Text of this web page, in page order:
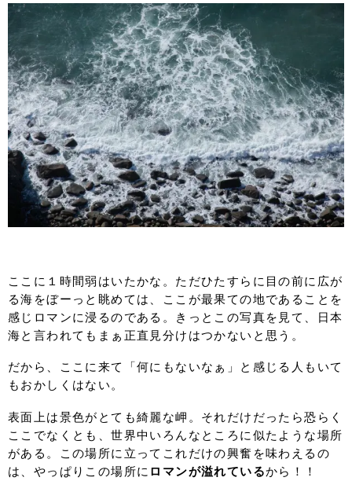
ここに１時間弱はいたかな。ただひたすらに目の前に広が
る海をぼーっと眺めては、ここが最果ての地であることを
感じロマンに浸るのである。きっとこの写真を見て、日本
海と言われてもまぁ正直見分けはつかないと思う。
だから、ここに来て「何にもないなぁ」と感じる人もいて
もおかしくはない。
表面上は景色がとても綺麗な岬。それだけだったら恐らく
ここでなくとも、世界中いろんなところに似たような場所
がある。この場所に立ってこれだけの興奮を味わえるの
は、やっぱりこの場所に ロマンが溢れているから！！